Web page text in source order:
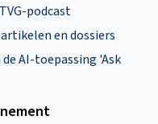
podcast
en dossiers
AI-toepassing 'Ask